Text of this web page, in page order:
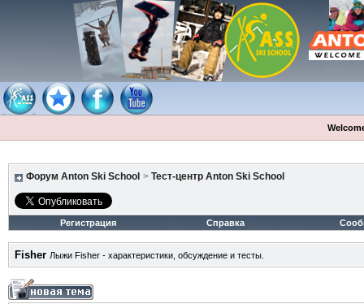
Форум Anton Ski School > Тест-центр Anton Ski School
Регистрация Справка
Fisher Лыжи Fisher - характеристики, обсуждение и тесты.